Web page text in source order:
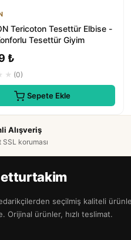
Tericoton Tesettür Elbise -
Tesettür Giyim
₺
(0)
Sepete Ekle
Alışveriş
koruması
seçilmiş kaliteli
Orijinal ürünler, hızlı teslimat.